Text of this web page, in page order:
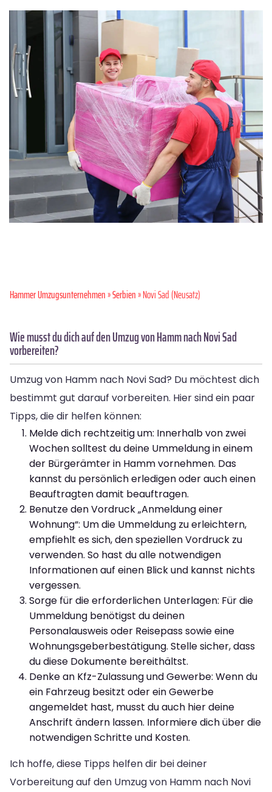
Hammer Umzugsunternehmen»Serbien» Novi Sad (Neusatz)
Wie musst du dich auf den Umzug von Hamm nach Novi Sad
vorbereiten?
Umzug von Hamm nach Novi Sad? Du möchtest dich
bestimmt gut darauf vorbereiten. Hier sind ein paar
Tipps, die dir helfen können:
Melde dich rechtzeitig um: Innerhalb von zwei
Wochen solltest du deine Ummeldung in einem
der Bürgerämter in Hamm vornehmen. Das
kannst du persönlich erledigen oder auch einen
Beauftragten damit beauftragen.
Benutze den Vordruck „Anmeldung einer
Wohnung“: Um die Ummeldung zu erleichtern,
empfiehlt es sich, den speziellen Vordruck zu
verwenden. So hast du alle notwendigen
Informationen auf einen Blick und kannst nichts
vergessen.
Sorge für die erforderlichen Unterlagen: Für die
Ummeldung benötigst du deinen
Personalausweis oder Reisepass sowie eine
Wohnungsgeberbestätigung. Stelle sicher, dass
du diese Dokumente bereithältst.
Denke an Kfz-Zulassung und Gewerbe: Wenn du
ein Fahrzeug besitzt oder ein Gewerbe
angemeldet hast, musst du auch hier deine
Anschrift ändern lassen. Informiere dich über die
notwendigen Schritte und Kosten.
Ich hoffe, diese Tipps helfen dir bei deiner
Vorbereitung auf den Umzug von Hamm nach Novi